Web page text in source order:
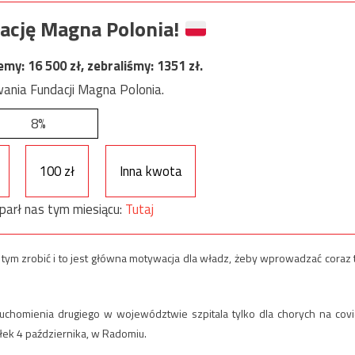
Magna Polonia!
16 500zł, zebraliśmy:1351 zł.
Fundacji Magna Polonia.
8%
100 zł
Inna kwota
nas tym miesiącu: Tutaj
zrobić i to jest główna motywacja dla władz, żeby wprowadzać coraz
drugiego w województwie szpitala tylko dla chorych na
4 października, w Radomiu.